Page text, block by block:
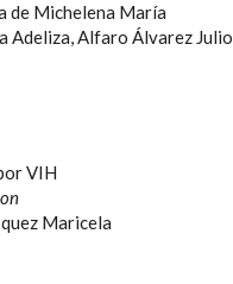
de Michelena María
Adeliza, Alfaro Álvarez Julio
VIH
Maricela